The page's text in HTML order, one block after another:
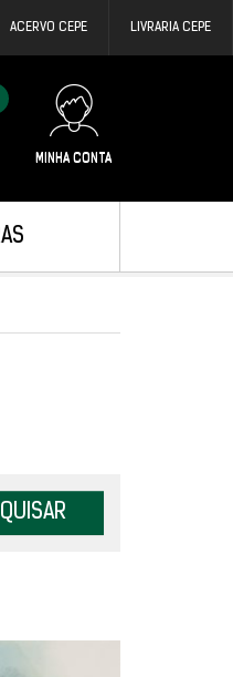
ACERVO CEPE LIVRARIA CEPE
MINHA CONTA